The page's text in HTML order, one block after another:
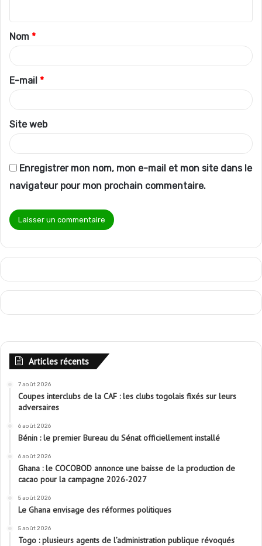
t
a
i
r
e
*
Nom *
E-mail *
Site web
Enregistrer mon nom, mon e-mail et mon site dans le
navigateur pour mon prochain commentaire.
Articles récents
7 août 2026
Coupes interclubs de la CAF : les clubs togolais fixés sur leurs
adversaires
6 août 2026
Bénin : le premier Bureau du Sénat officiellement installé
6 août 2026
Ghana : le COCOBOD annonce une baisse de la production de
cacao pour la campagne 2026-2027
5 août 2026
Le Ghana envisage des réformes politiques
5 août 2026
Togo : plusieurs agents de l’administration publique révoqués